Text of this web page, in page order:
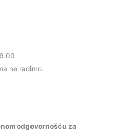
ne radimo.
odgovornošću za